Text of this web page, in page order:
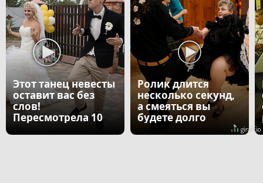
Этот танец невесты
оставит вас без
слов!
Пересмотрела 10
Ролик длится
несколько секунд,
а смеяться вы
будете долго